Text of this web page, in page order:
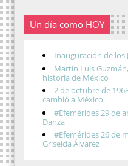
Un día como HOY
Inauguración de los
Martín Luis
historia de México
2 de octubre de
cambió a México
#Efemérides 29 de
Danza
#Efemérides 26 de
Griselda Álvarez